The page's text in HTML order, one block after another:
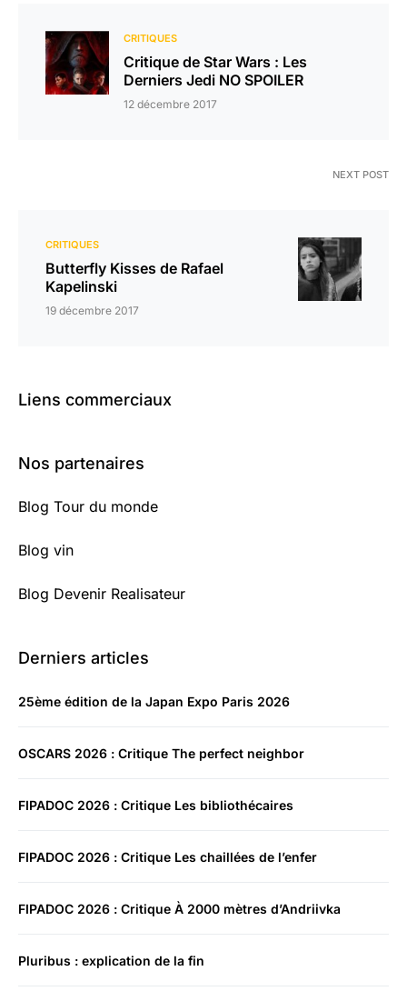
CRITIQUES
Critique de Star Wars : Les
Derniers Jedi NO SPOILER
12 décembre 2017
NEXT POST
CRITIQUES
Butterfly Kisses de Rafael
Kapelinski
19 décembre 2017
Liens commerciaux
Nos partenaires
Blog Tour du monde
Blog vin
Blog Devenir Realisateur
Derniers articles
25ème édition de la Japan Expo Paris 2026
OSCARS 2026 : Critique The perfect neighbor
FIPADOC 2026 : Critique Les bibliothécaires
FIPADOC 2026 : Critique Les chaillées de l’enfer
FIPADOC 2026 : Critique À 2000 mètres d’Andriivka
Pluribus : explication de la fin